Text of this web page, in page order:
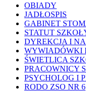
OBIADY
JADŁOSPIS
GABINET
STATUT
DYREKCJA I
WYWIADÓWKI
ŚWIETLICA
PRACOWNICY
PSYCHOLOG I
RODO ZSO NR 6